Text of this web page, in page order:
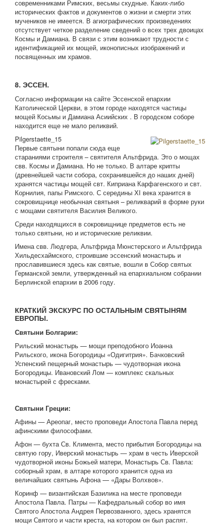
современниками Римских, весьмы скудные. Каких-либо
исторических фактов и документов о жизни и смерти этих
мучеников не имеется. В агиографических произведениях
отсутствует четкое разделение сведений о всех трех двоицах
Космы и Дамиана. В связи с этим возникают трудности с
идентификацией их мощей, иконописных изображений и
посвященных им храмов.
8. ЭССЕН.
Согласно информации на сайте Эссенской епархии
Католической Церкви, в этом городе находятся частицы
мощей Косьмы и Дамиана Асиийских . В городском соборе
находится еще не мало реликвий.
Pilgerstaette_15
Первые святыни попали сюда еще
стараниями строителя – святителя Альтфрида. Это о мощах
свв. Космы и Дамиана. Но не только. В алтаре крипты
(древнейшей части собора, сохранившейся до наших дней)
хранятся частицы мощей свт. Киприана Карфагенского и свт.
Корнилия, папы Римского. С середины ХI века хранится в
сокровищнице необычная святыня – реликварий в форме руки
с мощами святителя Василия Великого.
Среди находящихся в сокровищнице предметов есть не
только святыни, но и исторические реликвии.
Имена свв. Людгера, Альтфрида Мюнстерского и Альтфрида
Хильдесхаймского, строившие эссенский монастырь и
прославившиеся здесь как святые, вошли в Собор святых
Германской земли, утвержденный на епархиальном собрании
Берлинской епархии в 2006 году.
КРАТКИЙ ЭКСКУРС ПО ОСТАЛЬНЫМ СВЯТЫНЯМ
ЕВРОПЫ.
Святыни Болгарии:
Рильский монастырь — мощи преподобного Иоанна
Рильского, икона Богородицы «Одигитрия». Бачковский
Успенский пещерный монастырь — чудотворная икона
Богородицы. Ивановский Лом — комплекс скальных
монастырей с фресками.
Святыни Греции:
Афины — Ареопаг, место проповеди Апостола Павла перед
афинскими философами.
Афон — бухта Св. Климента, место прибытия Богородицы на
святую гору, Иверский монастырь — храм в честь Иверской
чудотворной иконы Божьей матери, Монастырь Св. Павла:
соборный храм, в алтаре которого хранится одна из
величайших святынь Афона — «Дары Волхвов».
Коринф — византийская Базилика на месте проповеди
Апостола Павла. Патры — Кафедральный собор во имя
Святого Апостола Андрея Первозванного, здесь хранятся
мощи Святого и части креста, на котором он был распят.